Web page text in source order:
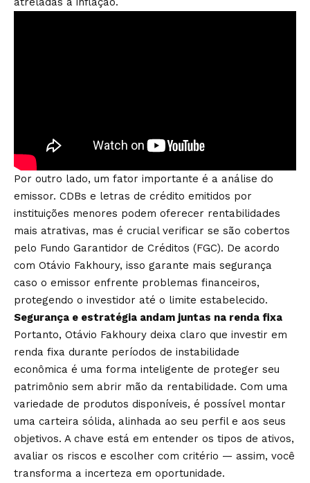
Por outro lado, um fator importante é a análise do
emissor. CDBs e letras de crédito emitidos por
instituições menores podem oferecer rentabilidades
mais atrativas, mas é crucial verificar se são cobertos
pelo Fundo Garantidor de Créditos (FGC). De acordo
com Otávio Fakhoury, isso garante mais segurança
caso o emissor enfrente problemas financeiros,
protegendo o investidor até o limite estabelecido.
Segurança e estratégia andam juntas na renda fixa
Portanto, Otávio Fakhoury deixa claro que investir em
renda fixa durante períodos de instabilidade
econômica é uma forma inteligente de proteger seu
patrimônio sem abrir mão da rentabilidade. Com uma
variedade de produtos disponíveis, é possível montar
uma carteira sólida, alinhada ao seu perfil e aos seus
objetivos. A chave está em entender os tipos de ativos,
avaliar os riscos e escolher com critério — assim, você
transforma a incerteza em oportunidade.